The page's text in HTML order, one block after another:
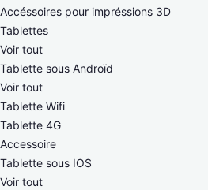
Accéssoires pour impréssions 3D
Tablettes
Voir tout
Tablette sous Androïd
Voir tout
Tablette Wifi
Tablette 4G
Accessoire
Tablette sous IOS
Voir tout